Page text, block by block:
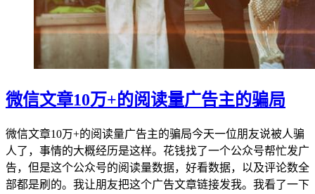
微信文章10万+的阅读量广告主的骗局
微信文章10万+的阅读量广告主的骗局今天一位朋友说被人骗
人了，事情的大概经历是这样。花钱找了一个公众号帮忙发广
告，但是这个公众号的阅读量数据，好看数据，以及评论数全
部都是刷的。我让朋友把这个广告文章链接发我。我看了一下